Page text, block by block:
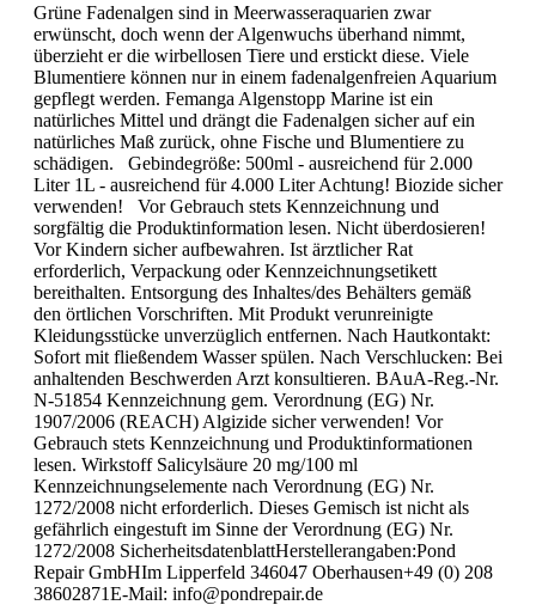
Grüne Fadenalgen sind in Meerwasseraquarien zwar
erwünscht, doch wenn der Algenwuchs überhand nimmt,
überzieht er die wirbellosen Tiere und erstickt diese. Viele
Blumentiere können nur in einem fadenalgenfreien Aquarium
gepflegt werden. Femanga Algenstopp Marine ist ein
natürliches Mittel und drängt die Fadenalgen sicher auf ein
natürliches Maß zurück, ohne Fische und Blumentiere zu
schädigen. Gebindegröße: 500ml - ausreichend für 2.000
Liter 1L - ausreichend für 4.000 Liter Achtung! Biozide sicher
verwenden! Vor Gebrauch stets Kennzeichnung und
sorgfältig die Produktinformation lesen. Nicht überdosieren!
Vor Kindern sicher aufbewahren. Ist ärztlicher Rat
erforderlich, Verpackung oder Kennzeichnungsetikett
bereithalten. Entsorgung des Inhaltes/des Behälters gemäß
den örtlichen Vorschriften. Mit Produkt verunreinigte
Kleidungsstücke unverzüglich entfernen. Nach Hautkontakt:
Sofort mit fließendem Wasser spülen. Nach Verschlucken: Bei
anhaltenden Beschwerden Arzt konsultieren. BAuA-Reg.-Nr.
N-51854 Kennzeichnung gem. Verordnung (EG) Nr.
1907/2006 (REACH) Algizide sicher verwenden! Vor
Gebrauch stets Kennzeichnung und Produktinformationen
lesen. Wirkstoff Salicylsäure 20 mg/100 ml
Kennzeichnungselemente nach Verordnung (EG) Nr.
1272/2008 nicht erforderlich. Dieses Gemisch ist nicht als
gefährlich eingestuft im Sinne der Verordnung (EG) Nr.
1272/2008 SicherheitsdatenblattHerstellerangaben:Pond
Repair GmbHIm Lipperfeld 346047 Oberhausen+49 (0) 208
38602871E-Mail: info@pondrepair.de